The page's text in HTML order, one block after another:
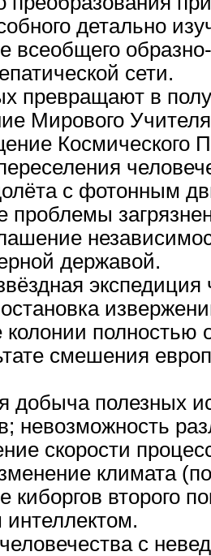
детально
всеобщего
сети.
превращают в
Мирового
Космического
с фотонным
проблемы
державой.
колонии
смешения
добыча полезных
невозможность
скорости
климата
киборгов второго
человечества с